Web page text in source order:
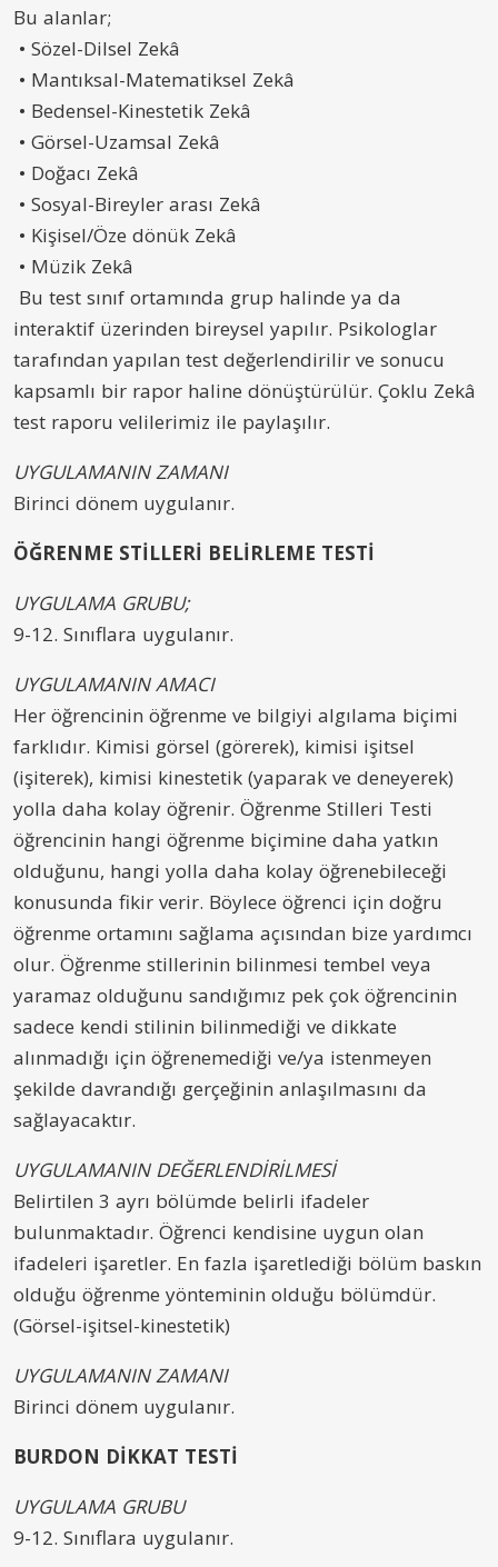
Bu alanlar;
• Sözel-Dilsel Zekâ
• Mantıksal-Matematiksel Zekâ
• Bedensel-Kinestetik Zekâ
• Görsel-Uzamsal Zekâ
• Doğacı Zekâ
• Sosyal-Bireyler arası Zekâ
• Kişisel/Öze dönük Zekâ
• Müzik Zekâ
Bu test sınıf ortamında grup halinde ya da
interaktif üzerinden bireysel yapılır. Psikologlar
tarafından yapılan test değerlendirilir ve sonucu
kapsamlı bir rapor haline dönüştürülür. Çoklu Zekâ
test raporu velilerimiz ile paylaşılır.
UYGULAMANIN ZAMANI
Birinci dönem uygulanır.
ÖĞRENME STİLLERİ BELİRLEME TESTİ
UYGULAMA GRUBU;
9-12. Sınıflara uygulanır.
UYGULAMANIN AMACI
Her öğrencinin öğrenme ve bilgiyi algılama biçimi
farklıdır. Kimisi görsel (görerek), kimisi işitsel
(işiterek), kimisi kinestetik (yaparak ve deneyerek)
yolla daha kolay öğrenir. Öğrenme Stilleri Testi
öğrencinin hangi öğrenme biçimine daha yatkın
olduğunu, hangi yolla daha kolay öğrenebileceği
konusunda fikir verir. Böylece öğrenci için doğru
öğrenme ortamını sağlama açısından bize yardımcı
olur. Öğrenme stillerinin bilinmesi tembel veya
yaramaz olduğunu sandığımız pek çok öğrencinin
sadece kendi stilinin bilinmediği ve dikkate
alınmadığı için öğrenemediği ve/ya istenmeyen
şekilde davrandığı gerçeğinin anlaşılmasını da
sağlayacaktır.
UYGULAMANIN DEĞERLENDİRİLMESİ
Belirtilen 3 ayrı bölümde belirli ifadeler
bulunmaktadır. Öğrenci kendisine uygun olan
ifadeleri işaretler. En fazla işaretlediği bölüm baskın
olduğu öğrenme yönteminin olduğu bölümdür.
(Görsel-işitsel-kinestetik)
UYGULAMANIN ZAMANI
Birinci dönem uygulanır.
BURDON DİKKAT TESTİ
UYGULAMA GRUBU
9-12. Sınıflara uygulanır.